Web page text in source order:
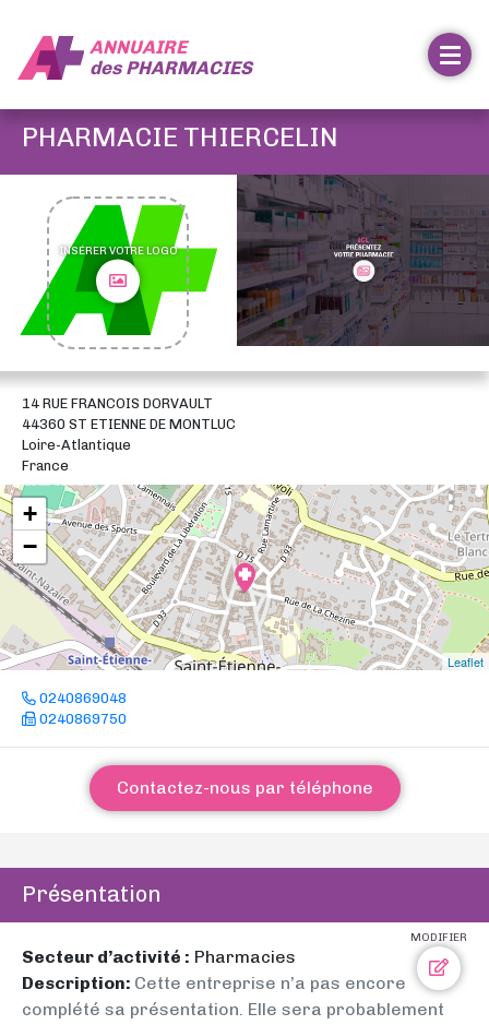
ANNUAIRE
desPHARMACIES
PHARMACIE THIERCELIN
INSÉRER VOTRE LOGO
14 RUE FRANCOIS DORVAULT
44360 ST ETIENNE DE MONTLUC
Loire-Atlantique
France
+
−
Leaflet
0240869048
0240869750
Contactez-nous par téléphone
Présentation
MODIFIER
Secteur d’activité : Pharmacies
Description: Cette entreprise n’a pas encore
complété sa présentation. Elle sera probablement